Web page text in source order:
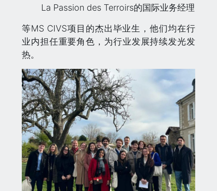
La Passion des Terroirs的国际业务经理
等MS CIVS项目的杰出毕业生，他们均在行
业内担任重要角色，为行业发展持续发光发
热。